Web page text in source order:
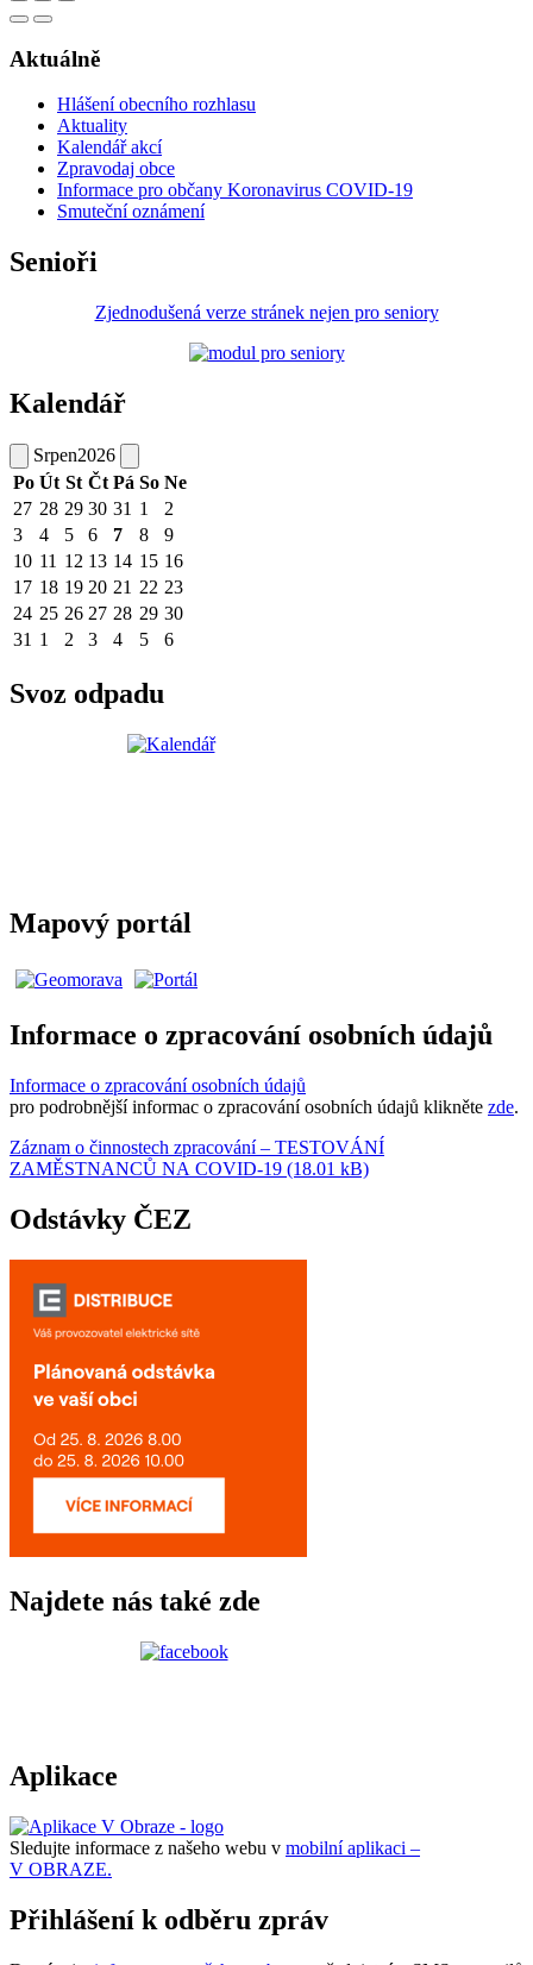
Aktuálně
Hlášení obecního rozhlasu
Aktuality
Kalendář akcí
Zpravodaj obce
Informace pro občany Koronavirus COVID-19
Smuteční oznámení
Senioři
Zjednodušená verze stránek nejen pro seniory
Kalendář
Srpen2026
Po Út St Čt Pá So Ne
27 28 29 30 31 1
2
3
4 5 6 7 8
9
10 11 12 13 14 15 16
17 18 19 20 21 22 23
24 25 26 27 28 29 30
31 1 2 3 4 5 6
Svoz odpadu
Mapový portál
Informace o zpracování osobních údajů
Informace o zpracování osobních údajů
pro podrobnější informac o zpracování osobních údajů klikněte zde.
Záznam o činnostech zpracování – TESTOVÁNÍ
ZAMĚSTNANCŮ NA COVID-19 (18.01 kB)
Odstávky ČEZ
Najdete nás také zde
Aplikace
Sledujte informace z našeho webu v mobilní aplikaci –
V OBRAZE.
Přihlášení k odběru zpráv